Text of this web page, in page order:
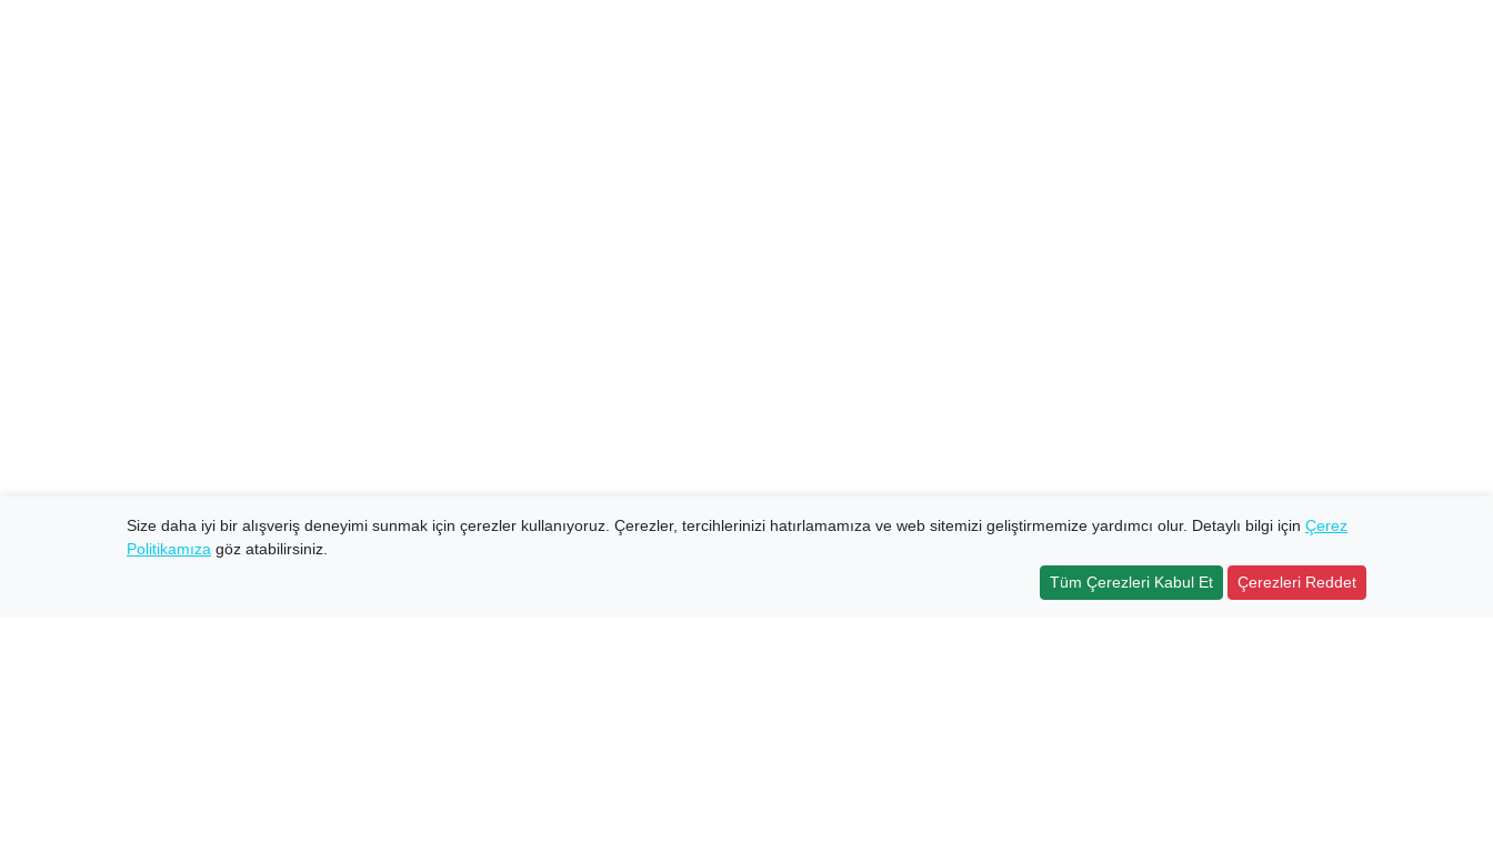
Size daha iyi bir alışveriş deneyimi sunmak için çerezler kullanıyoruz. Çerezler, tercihlerinizi hatırlamamıza ve web sitemizi geliştirmemize yardımcı olur. Detaylı bilgi için Çerez
Politikamıza göz atabilirsiniz.
Tüm Çerezleri Kabul Et
Çerezleri Reddet